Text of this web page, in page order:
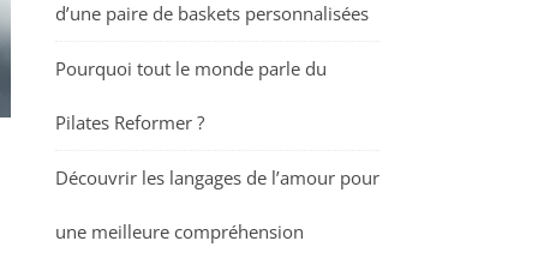
d’une paire de baskets personnalisées
Pourquoi tout le monde parle du
Pilates Reformer ?
Découvrir les langages de l’amour pour
une meilleure compréhension